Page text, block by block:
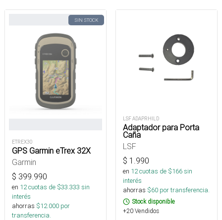
SIN STOCK
ETREX30
GPS Garmin eTrex 32X
Garmin
$ 399.990
en 12cuotas de $33.333 sin
interés
ahorras $12.000 por
transferencia.
LSF ADAPRHILD
Adaptador para Porta
Caña
LSF
$ 1.990
en 12cuotas de $166sin
interés
ahorras $60 por transferencia.
Stock disponible
+20 Vendidos